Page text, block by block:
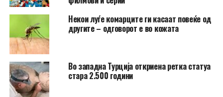
Hекои луѓе комарците ги касаат повеќе од
другите – одговорот е во кожата
Во западна Турција откриена ретка статуа
стара 2.500 години